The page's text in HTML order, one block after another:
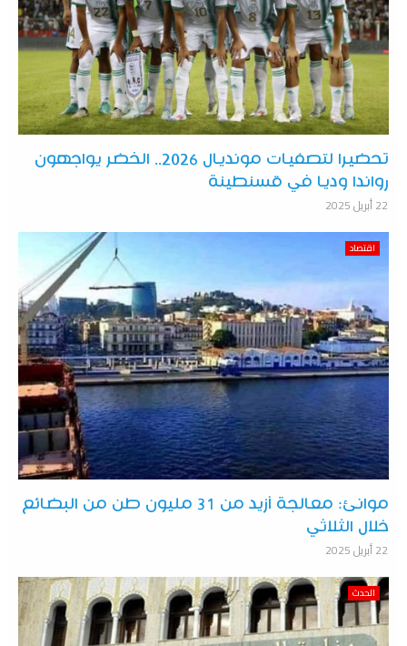
تحضيرا لتصفيات مونديال 2026.. الخضر يواجهون
رواندا وديا في قسنطينة
22 أبريل 2025
اقتصاد
موانئ: معالجة أزيد من 31 مليون طن من البضائع
خلال الثلاثي
22 أبريل 2025
الحدث